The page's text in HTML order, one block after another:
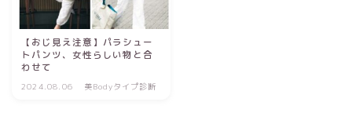
【おじ見え注意】パラシュー
トパンツ、女性らしい物と合
わせて
2024.08.06 美Bodyタイプ診断